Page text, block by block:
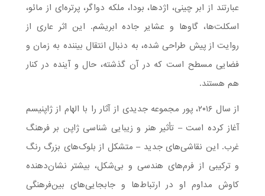
عبارتند از ابر چینی، اژدها، بودا، ملکه دواگر، پرتره‌ای از مائو،
اسکلت‌ها، گاوها و عشایر جاده ابریشم. این اثر عاری از
روایت از پیش طراحی شده، به دنبال انتقال بیننده به زمان و
فضایی مسطح است که در آن گذشته، حال و آینده در کنار
هم هستند.
از سال ۲۰۱۶، پور مجموعه جدیدی از آثار را با الهام از ژاپنیسم
آغاز کرده است – تأثیر هنر و زیبایی شناسی ژاپن بر فرهنگ
غرب. این نقاشی‌های جدید – متشکل از بلوک‌های بزرگ رنگ
و ترکیبی از فرم‌های هندسی و بی‌شکل، بیشتر نشان‌دهنده
کاوش مداوم او در ارتباط‌ها و جابجایی‌های بین‌فرهنگی